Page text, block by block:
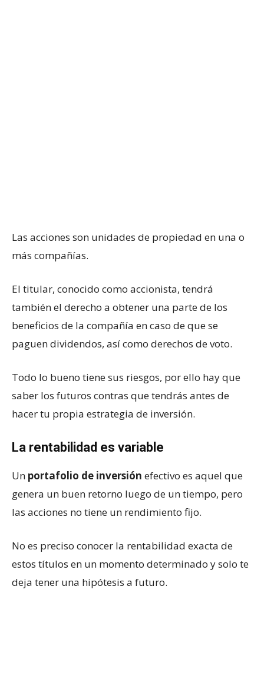
Las acciones son unidades de propiedad en una o
más compañías.
El titular, conocido como accionista, tendrá
también el derecho a obtener una parte de los
beneficios de la compañía en caso de que se
paguen dividendos, así como derechos de voto.
Todo lo bueno tiene sus riesgos, por ello hay que
saber los futuros contras que tendrás antes de
hacer tu propia estrategia de inversión.
La rentabilidad es variable
Un portafolio de inversión efectivo es aquel que
genera un buen retorno luego de un tiempo, pero
las acciones no tiene un rendimiento fijo.
No es preciso conocer la rentabilidad exacta de
estos títulos en un momento determinado y solo te
deja tener una hipótesis a futuro.